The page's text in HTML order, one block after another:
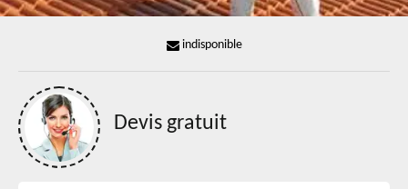
indisponible
Devis gratuit